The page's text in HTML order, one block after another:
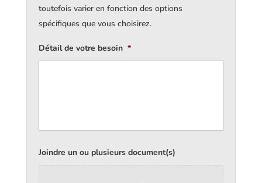
toutefois varier en fonction des options
spécifiques que vous choisirez.
Détail de votre besoin *
Joindre un ou plusieurs document(s)